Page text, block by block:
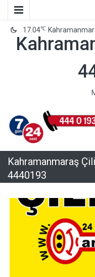
17.04℃
Kahramanmaraş
4440193